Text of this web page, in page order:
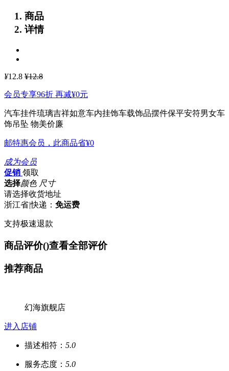
商品
详情
¥12.8 ¥12.8
会员专享96折 再减¥0元
汽车挂件琉璃吉祥如意车内挂饰车载饰品摆件保平安符男女车
饰吊坠 物美价廉
邮特惠会员，此商品省¥0
成为会员
促销 领取
选择颜色 尺寸
请选择收货地址
浙江省|快递： 免运费
支持极速退款
商品评价()查看全部评价
推荐商品
幻海旗舰店
进入店铺
描述相符： 5.0
服务态度： 5.0